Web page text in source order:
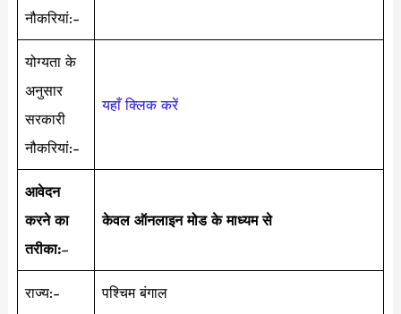
नौकरियां:-
योग्यता के
अनुसार
सरकारी
नौकरियां:-
यहाँ क्लिक करें
आवेदन
करने का
तरीका:–
केवल ऑनलाइन मोड के माध्यम से
राज्य:- पश्चिम बंगाल